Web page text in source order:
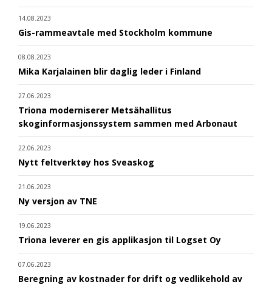
14.08.2023
Gis-rammeavtale med Stockholm kommune
08.08.2023
Mika Karjalainen blir daglig leder i Finland
27.06.2023
Triona moderniserer Metsähallitus
skoginformasjonssystem sammen med Arbonaut
22.06.2023
Nytt feltverktøy hos Sveaskog
21.06.2023
Ny versjon av TNE
19.06.2023
Triona leverer en gis applikasjon til Logset Oy
07.06.2023
Beregning av kostnader for drift og vedlikehold av